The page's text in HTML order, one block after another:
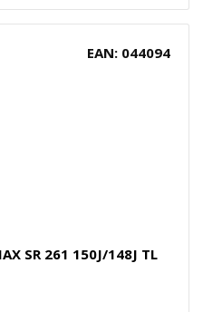
EAN: 044094
SR 261 150J/148J TL